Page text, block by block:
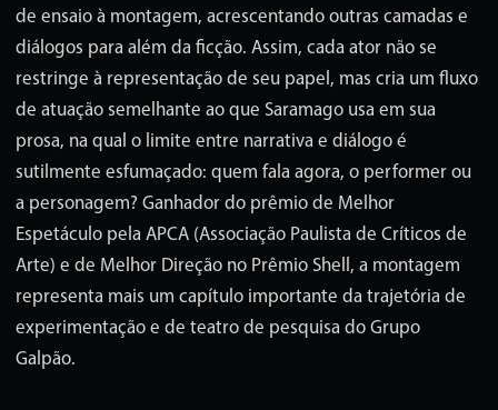
de ensaio à montagem, acrescentando outras camadas e
diálogos para além da ficção. Assim, cada ator não se
restringe à representação de seu papel, mas cria um fluxo
de atuação semelhante ao que Saramago usa em sua
prosa, na qual o limite entre narrativa e diálogo é
sutilmente esfumaçado: quem fala agora, o performer ou
a personagem? Ganhador do prêmio de Melhor
Espetáculo pela APCA (Associação Paulista de Críticos de
Arte) e de Melhor Direção no Prêmio Shell, a montagem
representa mais um capítulo importante da trajetória de
experimentação e de teatro de pesquisa do Grupo
Galpão.